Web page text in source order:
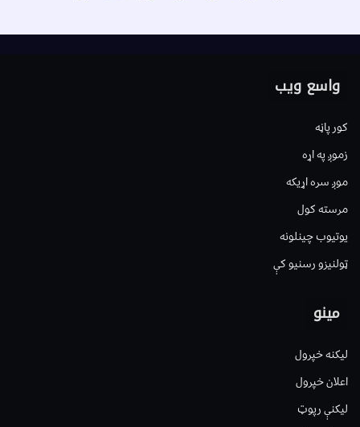
واسع ویب
کور پاڼه
زموږ په اړه
موږ سره اړیکه
مرسته کول
یوتیوب چینلونه
ټولنیزو رسنیو کې
مینو
لیکنه خپرول
اعلان خپرول
لیکنې رپوټ